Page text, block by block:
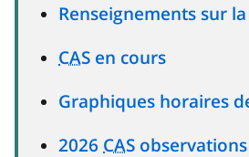
Renseignements sur
CAS en cours
Graphiques horaires
2026 CAS observations